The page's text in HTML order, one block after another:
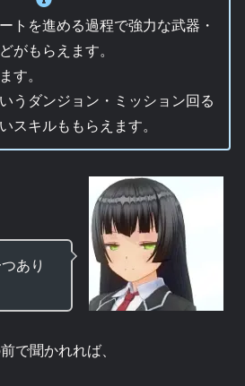
トを進める過程で強力な武器・
がもらえます。
す。
うダンジョン・ミッション回る
スキルももらえます。
あり
で聞かれれば、